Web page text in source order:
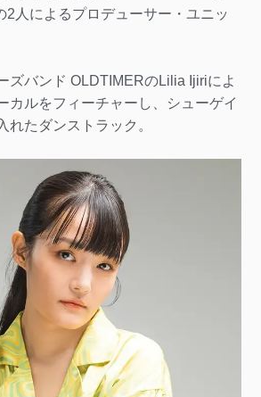
2人によるプロデューサー・ユニッ
ズバンド OLDTIMERのLilia Ijiriによ
カルをフィーチャーし、シューゲイ
れたダンストラック。